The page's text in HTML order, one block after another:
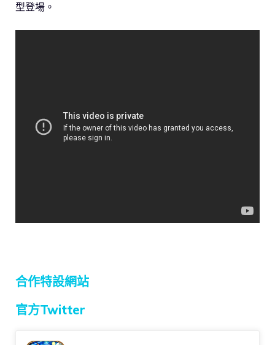
型登場。
合作特設網站
官方Twitter